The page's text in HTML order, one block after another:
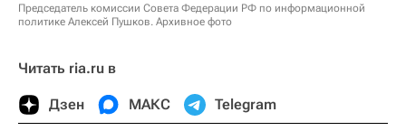
Председатель комиссии Совета Федерации РФ по информационной
политике Алексей Пушков. Архивное фото
Читать ria.ru в
Дзен МАКС Telegram